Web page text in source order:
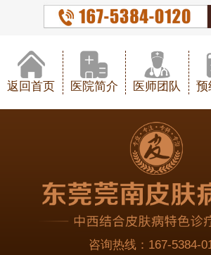
返回首页 医院简介 医师团队 预
咨询热线： 167-5384-